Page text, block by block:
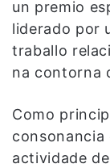
un premio
liderado por
traballo
na contorna
Como
consonancia
actividade